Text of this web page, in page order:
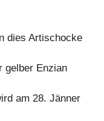
dies Artischocke
gelber Enzian
am 28. Jänner